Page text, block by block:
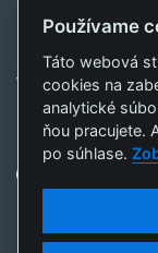
© OKTE, a.s. Všetky
Vytvorilasféra, a.s.
Používame
Táto webová
cookies na
analytické
ňou pracujete.
po súhlase.